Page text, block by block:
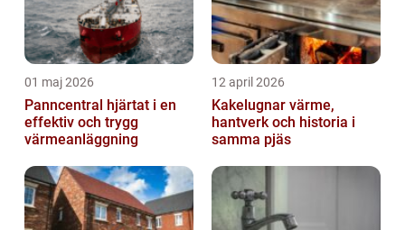
01 maj 2026
Panncentral hjärtat i en
effektiv och trygg
värmeanläggning
12 april 2026
Kakelugnar värme,
hantverk och historia i
samma pjäs